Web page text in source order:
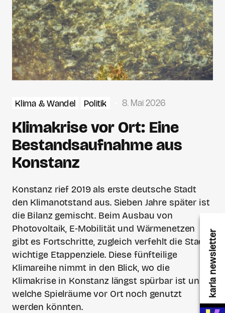
karla newsletter
Klima & Wandel Politik 8. Mai 2026
Klimakrise vor Ort: Eine
Bestandsaufnahme aus
Konstanz
Konstanz rief 2019 als erste deutsche Stadt
den Klimanotstand aus. Sieben Jahre später ist
die Bilanz gemischt. Beim Ausbau von
Photovoltaik, E-Mobilität und Wärmenetzen
gibt es Fortschritte, zugleich verfehlt die Stadt
wichtige Etappenziele. Diese fünfteilige
Klimareihe nimmt in den Blick, wo die
Klimakrise in Konstanz längst spürbar ist und
welche Spielräume vor Ort noch genutzt
werden könnten.